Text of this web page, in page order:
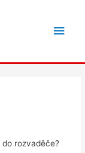
do rozvaděče?